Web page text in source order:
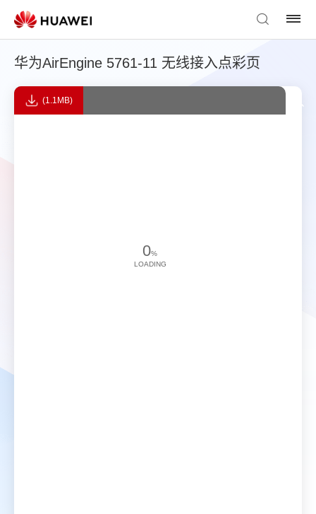
华为AirEngine 5761-11 无线接入点彩页
(1.1MB)
0%
LOADING